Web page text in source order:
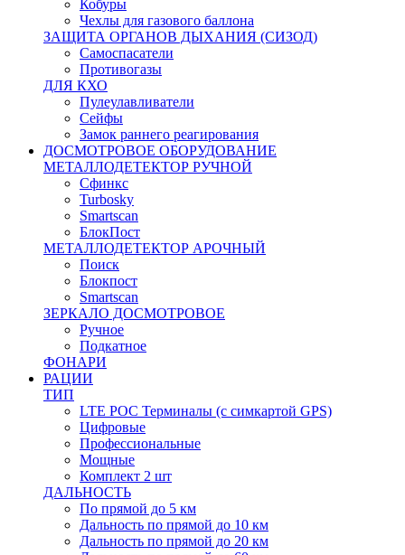
Кобуры
Чехлы для газового баллона
ЗАЩИТА ОРГАНОВ ДЫХАНИЯ (СИЗОД)
Самоспасатели
Противогазы
ДЛЯ КХО
Пулеулавливатели
Сейфы
Замок раннего реагирования
ДОСМОТРОВОЕ ОБОРУДОВАНИЕ
МЕТАЛЛОДЕТЕКТОР РУЧНОЙ
Сфинкс
Turbosky
Smartscan
БлокПост
МЕТАЛЛОДЕТЕКТОР АРОЧНЫЙ
Поиск
Блокпост
Smartscan
ЗЕРКАЛО ДОСМОТРОВОЕ
Ручное
Подкатное
ФОНАРИ
РАЦИИ
ТИП
LTE POC Терминалы (с симкартой GPS)
Цифровые
Профессиональные
Мощные
Комплект 2 шт
ДАЛЬНОСТЬ
По прямой до 5 км
Дальность по прямой до 10 км
Дальность по прямой до 20 км